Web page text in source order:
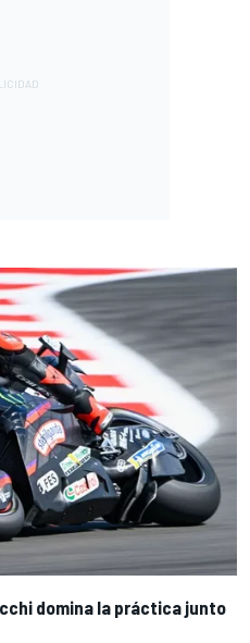
domina la práctica junto